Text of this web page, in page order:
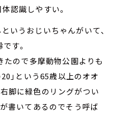
認識しやすい。
いうおじいちゃんがいて、
す。
ので多摩動物公園よりも
」という65歳以上のオオ
脚に緑色のリングがつい
書いてあるのでそう呼ば